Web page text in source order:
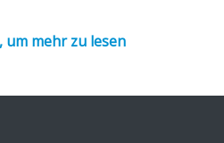
um mehr zu lesen